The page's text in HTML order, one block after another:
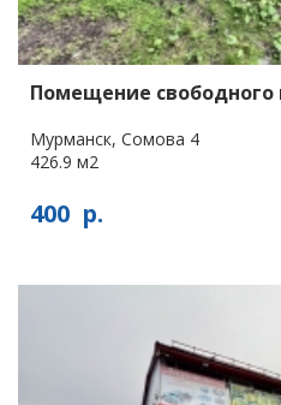
Помещение свободного
Мурманск, Сомова 4
426.9 м2
400 р.